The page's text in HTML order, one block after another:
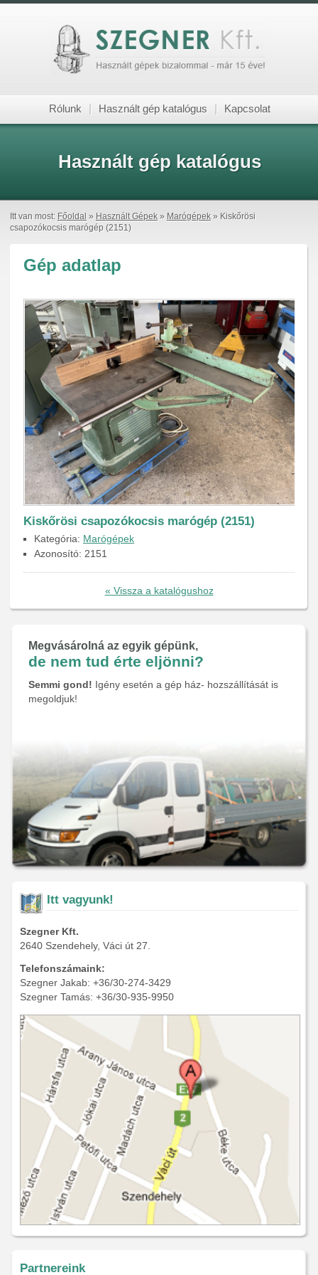
Rólunk Használt gép katalógus Kapcsolat
Használt gép katalógus
Itt van most: Főoldal » Használt Gépek » Marógépek » Kiskőrösi
csapozókocsis marógép (2151)
Gép adatlap
Kiskőrösi csapozókocsis marógép (2151)
Kategória: Marógépek
Azonosító: 2151
« Vissza a katalógushoz
Megvásárolná az egyik gépünk,
de nem tud érte eljönni?
Semmi gond! Igény esetén a gép ház- hozszállítását is
megoldjuk!
Itt vagyunk!
Szegner Kft.
2640 Szendehely, Váci út 27.
Telefonszámaink:
Szegner Jakab: +36/30-274-3429
Szegner Tamás: +36/30-935-9950
Partnereink